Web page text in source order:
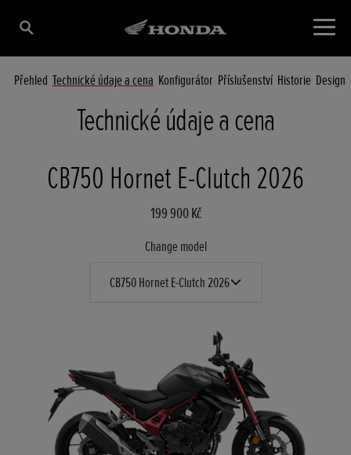
Přehled Technické údaje a cena Konfigurátor Příslušenství Historie Design
Technické údaje a cena
CB750 Hornet E-Clutch 2026
199 900 Kč
Change model
CB750 Hornet E-Clutch 2026